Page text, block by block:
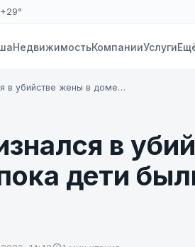
+29°
НедвижимостьКомпанииУслуги
в убийстве жены в доме…
в
дети